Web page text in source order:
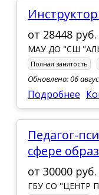
от 28448 руб.
МАУ ДО "СШ
Полная занятость
Обновлено: 06
Подробнее
Педагог-психолог (психолог в
сфере
от 30000 руб.
ГБУ СО "ЦЕНТР